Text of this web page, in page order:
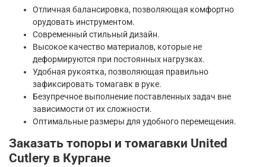
Отличная балансировка, позволяющая комфортно
орудовать инструментом.
Современный стильный дизайн.
Высокое качество материалов, которые не
деформируются при постоянных нагрузках.
Удобная рукоятка, позволяющая правильно
зафиксировать томагавк в руке.
Безупречное выполнение поставленных задач вне
зависимости от их сложности.
Оптимальные размеры для удобного перемещения.
Заказать топоры и томагавки United
Cutlery в Кургане